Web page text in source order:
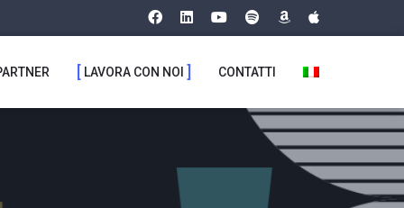
LAVORA CON NOI CONTATTI